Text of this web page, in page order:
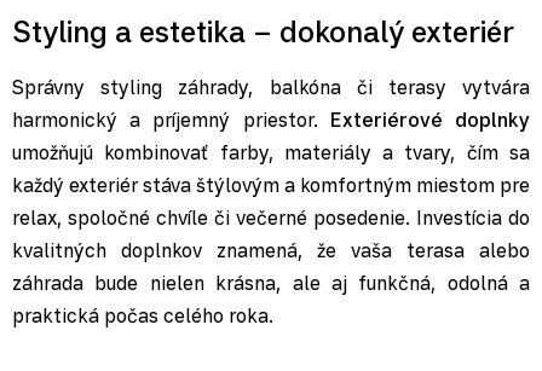
Styling a estetika – dokonalý exteriér
Správny styling záhrady, balkóna či terasy vytvára
harmonický a príjemný priestor. Exteriérové doplnky
umožňujú kombinovať farby, materiály a tvary, čím sa
každý exteriér stáva štýlovým a komfortným miestom pre
relax, spoločné chvíle či večerné posedenie. Investícia do
kvalitných doplnkov znamená, že vaša terasa alebo
záhrada bude nielen krásna, ale aj funkčná, odolná a
praktická počas celého roka.